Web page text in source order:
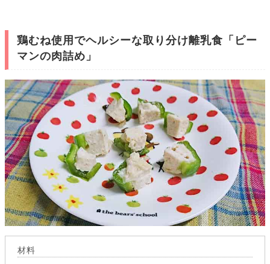
鶏むね使用でヘルシーな取り分け離乳食「ピー
マンの肉詰め」
材料